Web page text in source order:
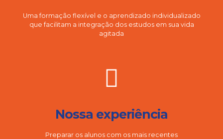
Uma formação flexível e o aprendizado individualizado
que facilitam a integração dos estudos em sua vida
agitada
Nossa experiência
Preparar os alunos com os mais recentes